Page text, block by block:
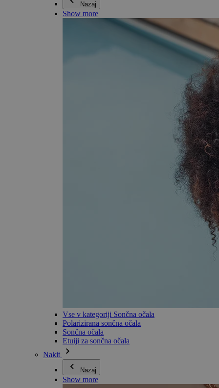
Nazaj
Show more
Vse v kategoriji Sončna očala
Polarizirana sončna očala
Sončna očala
Etuiji za sončna očala
Nakit
Nazaj
Show more